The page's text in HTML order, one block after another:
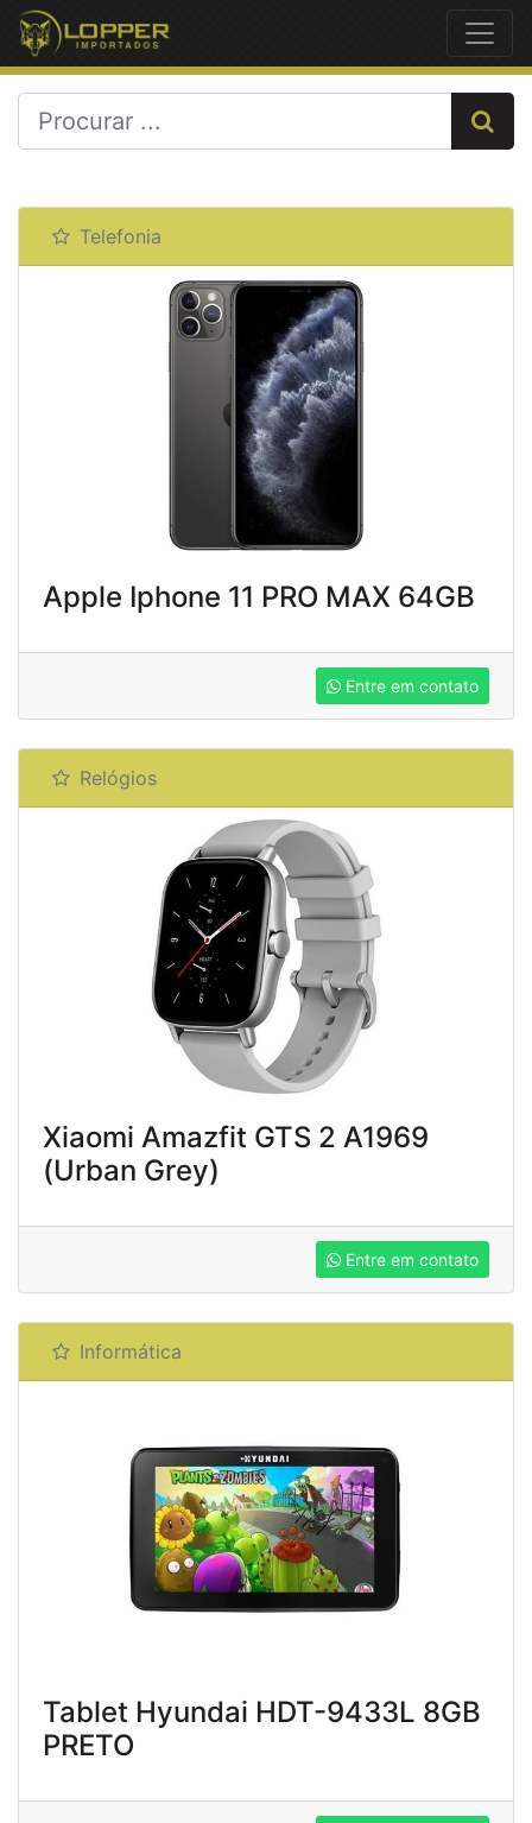
Telefonia
Apple Iphone 11 PRO MAX 64GB
Entre em contato
Relógios
Xiaomi Amazfit GTS 2 A1969
(Urban Grey)
Entre em contato
Informática
Tablet Hyundai HDT-9433L 8GB
PRETO